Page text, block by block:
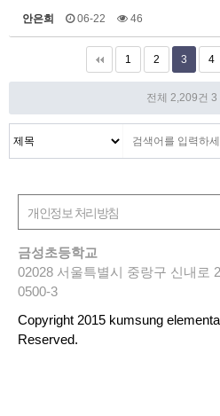
안은희 06-22 46
1 2 3 4
전체 2,209건 3
금성초등학교
02028 서울특별시 중랑구 신내로
0500-3
Copyright 2015 kumsung
Reserved.